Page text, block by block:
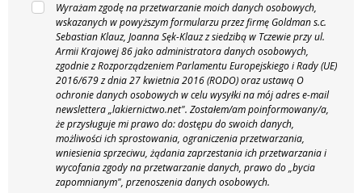
Wyrażam zgodę na przetwarzanie moich danych osobowych,
wskazanych w powyższym formularzu przez firmę Goldman s.c.
Sebastian Klauz, Joanna Sęk-Klauz z siedzibą w Tczewie przy ul.
Armii Krajowej 86 jako administratora danych osobowych,
zgodnie z Rozporządzeniem Parlamentu Europejskiego i Rady (UE)
2016/679 z dnia 27 kwietnia 2016 (RODO) oraz ustawą O
ochronie danych osobowych w celu wysyłki na mój adres e-mail
newslettera „lakiernictwo.net". Zostałem/am poinformowany/a,
że przysługuje mi prawo do: dostępu do swoich danych,
możliwości ich sprostowania, ograniczenia przetwarzania,
wniesienia sprzeciwu, żądania zaprzestania ich przetwarzania i
wycofania zgody na przetwarzanie danych, prawo do „bycia
zapomnianym", przenoszenia danych osobowych.